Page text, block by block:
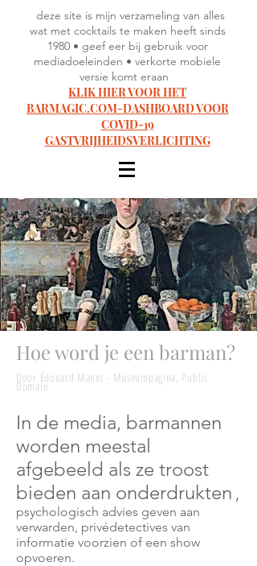
deze site is mijn verzameling van alles
wat met cocktails te maken heeft sinds
1980 • geef eer bij gebruik voor
mediadoeleinden • verkorte mobiele
versie komt eraan
KLIK HIER VOOR HET
BARMAGIC.COM-DASHBOARD VOOR
COVID-19
GASTVRIJHEIDSVERLICHTING
Hoe word je een barman?
Door Édouard Manet - Museumpagina, Public
Domain
In de media, barmannen
worden meestal
afgebeeld als ze troost
bieden aan onderdrukten ,
psychologisch advies geven aan
verwarden, privédetectives van
informatie voorzien of een show
opvoeren.